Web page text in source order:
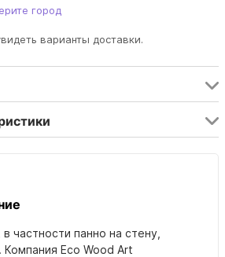
город
варианты доставки.
частности панно на стену,
Eco Wood Art